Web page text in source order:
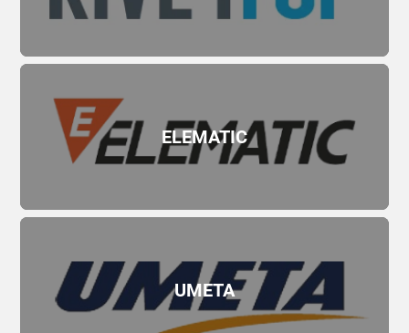
ELEMATIC
UMETA